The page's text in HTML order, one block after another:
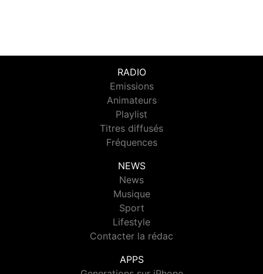
RADIO
Emissions
Animateurs
Playlist
Titres diffusés
Fréquences
NEWS
News
Musique
Sport
Lifestyle
Contacter la rédac
APPS